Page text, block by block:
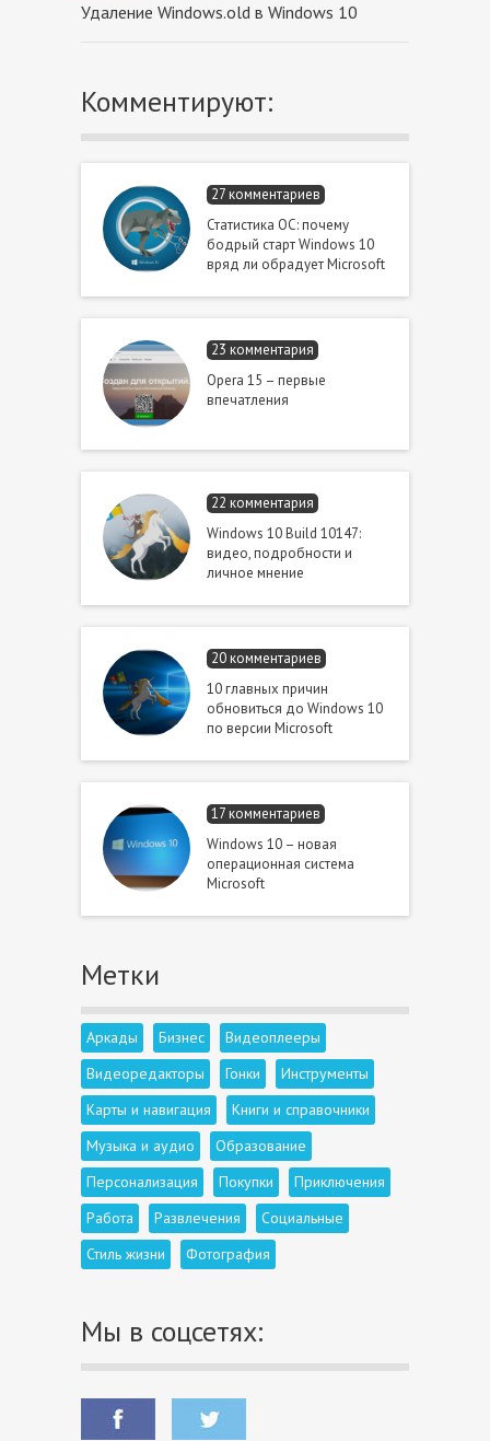
Удаление Windows.old в Windows 10
Комментируют:
27 комментариев
Статистика ОС: почему
бодрый старт Windows 10
вряд ли обрадует Microsoft
23 комментария
Opera 15 – первые
впечатления
22 комментария
Windows 10 Build 10147:
видео, подробности и
личное мнение
20 комментариев
10 главных причин
обновиться до Windows 10
по версии Microsoft
17 комментариев
Windows 10 – новая
операционная система
Microsoft
Метки
Аркады Бизнес
Видеоплееры
Видеоредакторы
Гонки
Инструменты
Карты и навигация
Книги и справочники
Музыка и аудио
Образование
Персонализация
Покупки
Приключения
Работа
Развлечения
Социальные
Стиль жизни
Фотография
Мы в соцсетях: